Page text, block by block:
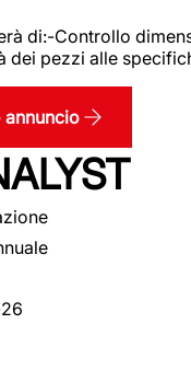
di:-Controllo
dei pezzi alle
annuncio